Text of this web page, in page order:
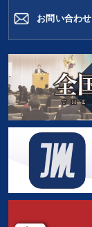
お問い合わせ